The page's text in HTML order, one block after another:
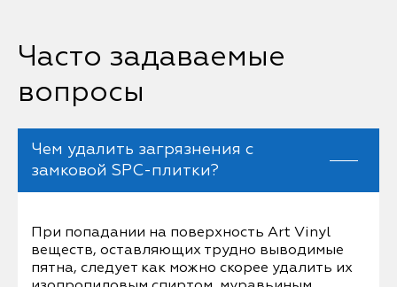
Часто задаваемые
вопросы
Чем удалить загрязнения с
замковой SPC-плитки?
При попадании на поверхность Art Vinyl
веществ, оставляющих трудно выводимые
пятна, следует как можно скорее удалить их